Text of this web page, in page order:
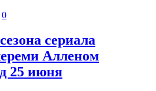
0
сериала
Алленом
25 июня